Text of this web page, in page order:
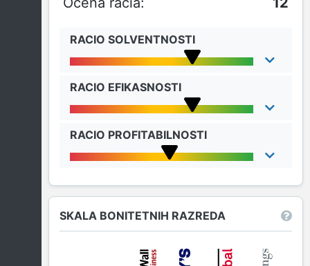
RACIO SOLVENTNOSTI
RACIO EFIKASNOSTI
RACIO PROFITABILNOSTI
SKALA BONITETNIH RAZREDA